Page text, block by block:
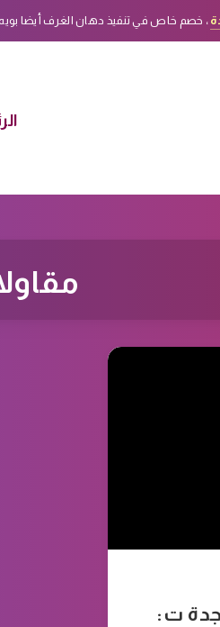
، خصم خاص في تنفيذ دهان الغرف أيضا
ت: